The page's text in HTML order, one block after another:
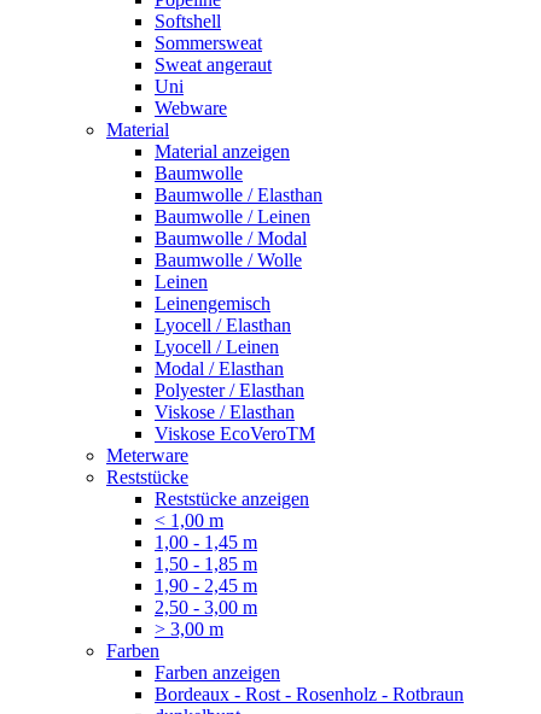
Softshell
Sommersweat
Sweat angeraut
Uni
Webware
Material
Material anzeigen
Baumwolle
Baumwolle / Elasthan
Baumwolle / Leinen
Baumwolle / Modal
Baumwolle / Wolle
Leinen
Leinengemisch
Lyocell / Elasthan
Lyocell / Leinen
Modal / Elasthan
Polyester / Elasthan
Viskose / Elasthan
Viskose EcoVeroTM
Meterware
Reststücke
Reststücke anzeigen
< 1,00 m
1,00 - 1,45 m
1,50 - 1,85 m
1,90 - 2,45 m
2,50 - 3,00 m
> 3,00 m
Farben
Farben anzeigen
Bordeaux - Rost - Rosenholz - Rotbraun